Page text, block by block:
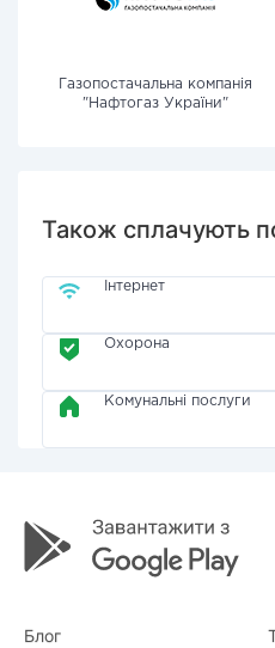
Газопостачальна компанія
"Нафтогаз України"
Також сплачують
Інтернет
Охорона
Комунальні послуги
Блог